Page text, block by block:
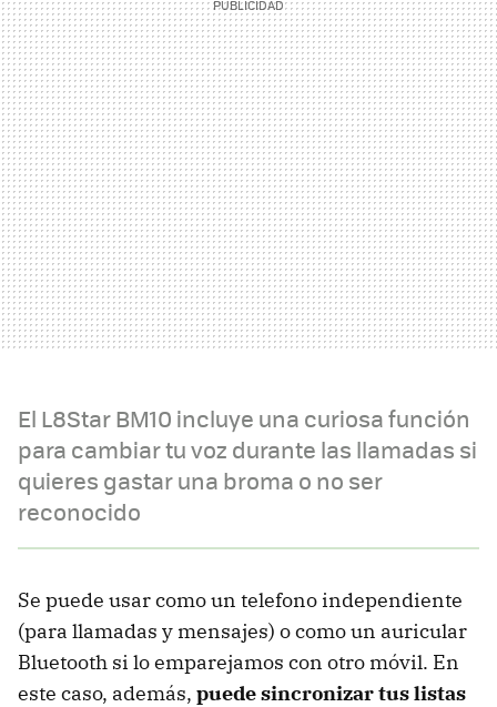
El L8Star BM10 incluye una curiosa función
para cambiar tu voz durante las llamadas si
quieres gastar una broma o no ser
reconocido
Se puede usar como un telefono independiente
(para llamadas y mensajes) o como un auricular
Bluetooth si lo emparejamos con otro móvil. En
este caso, además, puede sincronizar tus listas